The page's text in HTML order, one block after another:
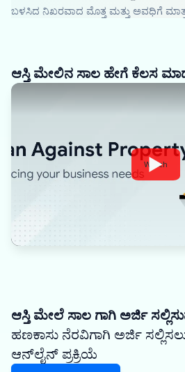
ಬಳಸಿದ ನಿಖರವಾದ ಮೊತ್ತ ಮತ್ತು ಅವಧಿಗೆ
ಆಸ್ತಿ ಮೇಲಿನ ಸಾಲ ಹೇಗೆ ಕೆಲಸ
Watch
ಆಸ್ತಿ ಮೇಲೆ ಸಾಲ ಗಾಗಿ ಅರ್ಜಿ
ಹಣಕಾಸು ನೆರವಿಗಾಗಿ ಅರ್ಜಿ
ಆನ್‌ಲೈನ್ ಪ್ರಕ್ರಿಯೆ